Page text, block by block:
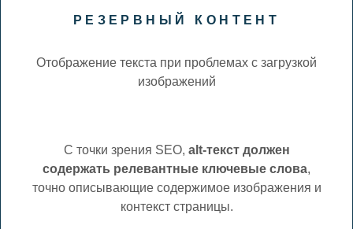
РЕЗЕРВНЫЙ КОНТЕНТ
Отображение текста при проблемах с загрузкой
изображений
С точки зрения SEO, alt-текст должен
содержать релевантные ключевые слова,
точно описывающие содержимое изображения и
контекст страницы.